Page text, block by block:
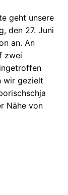
geht unsere
den 27. Juni
an. An
zwei
wir gezielt
Nähe von